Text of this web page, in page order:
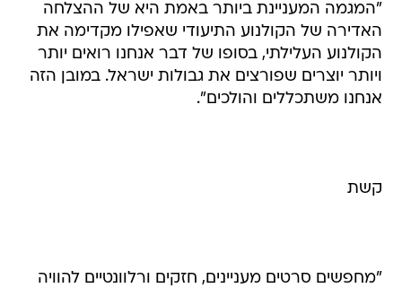
"המגמה המעניינת ביותר באמת היא של ההצלחה
האדירה של הקולנוע התיעודי שאפילו מקדימה את
הקולנוע העלילתי, בסופו של דבר אנחנו רואים יותר
ויותר יוצרים שפורצים את גבולות ישראל. במובן הזה
אנחנו משתכללים והולכים".
קשת
"מחפשים סרטים מעניינים, חזקים ורלוונטיים להוויה